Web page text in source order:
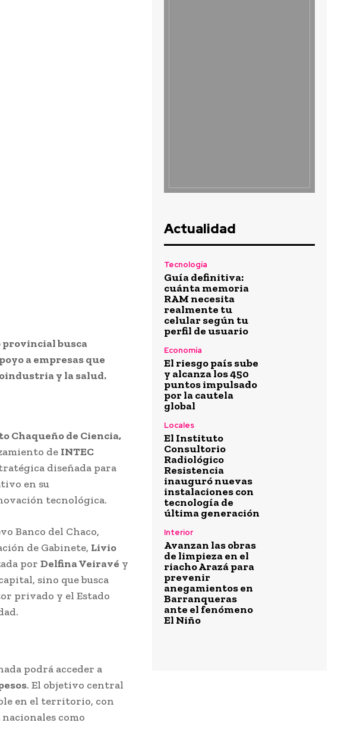
provincial busca
a empresas que
y la salud.
Chaqueño de Ciencia,
de INTEC
diseñada para
en su
tecnológica.
Banco del Chaco,
de Gabinete, Livio
por Delfina Veiravé y
sino que busca
privado y el Estado
podrá acceder a
. El objetivo central
en el territorio, con
como
Actualidad
Tecnología
Guía definitiva:
cuánta memoria
RAM necesita
realmente tu
celular según tu
perfil de usuario
Economía
El riesgo país sube
y alcanza los 450
puntos impulsado
por la cautela
global
Locales
El Instituto
Consultorio
Radiológico
Resistencia
inauguró nuevas
instalaciones con
tecnología de
última generación
Interior
Avanzan las obras
de limpieza en el
riacho Arazá para
prevenir
anegamientos en
Barranqueras
ante el fenómeno
El Niño